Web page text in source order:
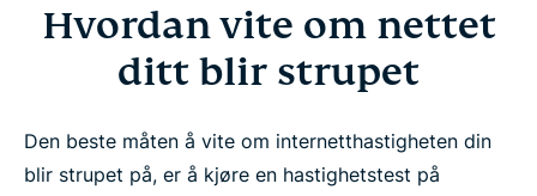
Hvordan vite om nettet
ditt blir strupet
Den beste måten å vite om internetthastigheten din
blir strupet på, er å kjøre en hastighetstest på